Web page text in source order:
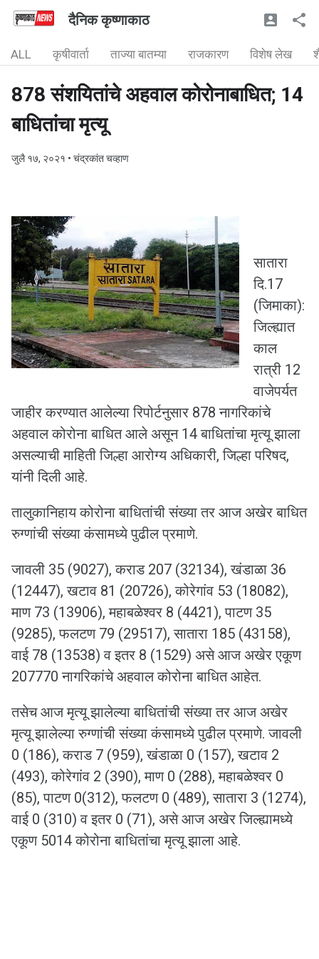
दैनिक कृष्णाकाठ
ALL कृषीवार्ता ताज्या बातम्या राजकारण विशेष लेख
878 संशयितांचे अहवाल कोरोनाबाधित; 14
बाधितांचा मृत्यू
जुलै १७, २०२१ • चंद्रकांत चव्हाण
सातारा
दि.17
(जिमाका):
जिल्ह्यात
काल
रात्री 12
वाजेपर्यत
जाहीर करण्यात आलेल्या रिपोर्टनुसार 878 नागरिकांचे
अहवाल कोरोना बाधित आले असून 14 बाधितांचा मृत्यू झाला
असल्याची माहिती जिल्हा आरोग्य अधिकारी, जिल्हा परिषद,
यांनी दिली आहे.
तालुकानिहाय कोरोना बाधितांची संख्या तर आज अखेर बाधित
रुग्णांची संख्या कंसामध्ये पुढील प्रमाणे.
जावली 35 (9027), कराड 207 (32134), खंडाळा 36
(12447), खटाव 81 (20726), कोरेगांव 53 (18082),
माण 73 (13906), महाबळेश्वर 8 (4421), पाटण 35
(9285), फलटण 79 (29517), सातारा 185 (43158),
वाई 78 (13538) व इतर 8 (1529) असे आज अखेर एकूण
207770 नागरिकांचे अहवाल कोरोना बाधित आहेत.
तसेच आज मृत्यू झालेल्या बाधितांची संख्या तर आज अखेर
मृत्यू झालेल्या रुग्णांची संख्या कंसामध्ये पुढील प्रमाणे. जावली
0 (186), कराड 7 (959), खंडाळा 0 (157), खटाव 2
(493), कोरेगांव 2 (390), माण 0 (288), महाबळेश्वर 0
(85), पाटण 0(312), फलटण 0 (489), सातारा 3 (1274),
वाई 0 (310) व इतर 0 (71), असे आज अखेर जिल्ह्यामध्ये
एकूण 5014 कोरोना बाधितांचा मृत्यू झाला आहे.